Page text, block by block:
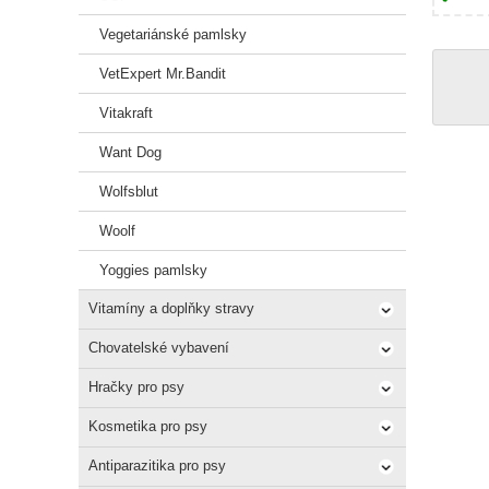
Vegetariánské pamlsky
VetExpert Mr.Bandit
Vitakraft
Want Dog
Wolfsblut
Woolf
Yoggies pamlsky
Vitamíny a doplňky stravy
Chovatelské vybavení
Hračky pro psy
Kosmetika pro psy
Antiparazitika pro psy